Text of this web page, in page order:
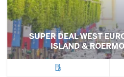
SUPER DEAL WEST
ISLAND &